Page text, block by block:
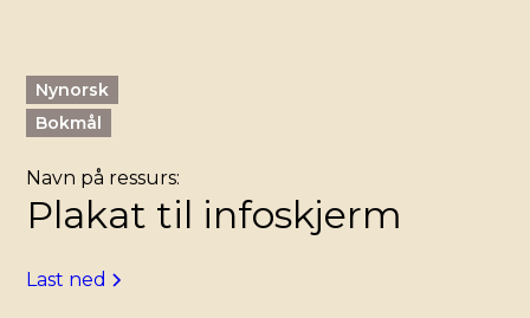
Nynorsk
Bokmål
Navn på ressurs:
Plakat til infoskjerm
Last ned